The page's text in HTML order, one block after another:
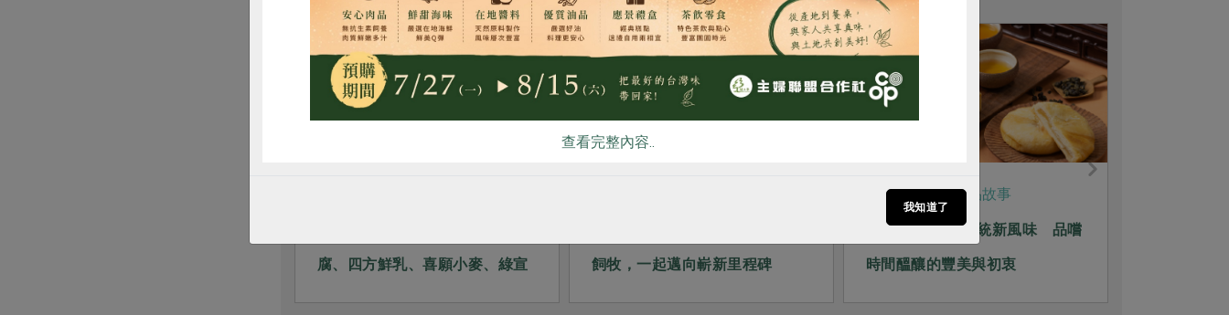
腐、四方鮮乳、喜願小麥、綠宣
清潔用品
飼牧，一起邁向嶄新里程碑
2026-07-29 產品故事
2026中秋預購傳統新風味 品嚐
時間醞釀的豐美與初衷
查看完整內容..
我知道了